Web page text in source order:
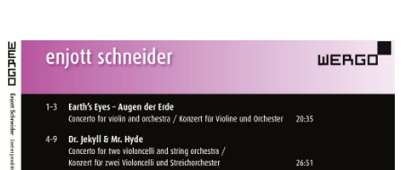
Tonaufnahme Teldex-Studios Berlin vom 26.-29. Mai 2015
Aufnahme, Schnitt und Mischung: PEGASUS
MUSIKPRODUKTION Florian B. Schmidt & Aki Matusch
War am 21. März bei BR-Klassik CD-Tipp der Woche!!! - siehe
dazu unten den Text von BR-Klassik-Redakteur Matthias Keller